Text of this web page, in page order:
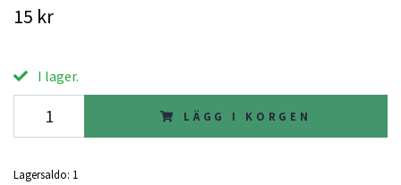
15 kr
I lager.
LÄGG I KORGEN
Lagersaldo: 1